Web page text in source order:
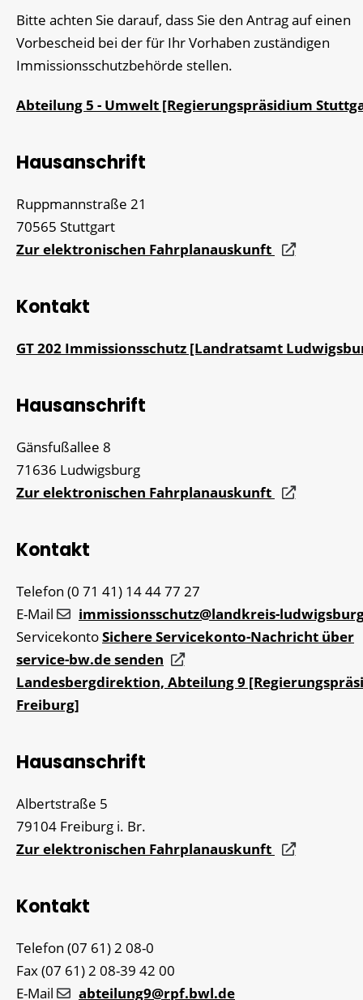
Bitte achten Sie darauf, dass Sie den Antrag auf einen
Vorbescheid bei der für Ihr Vorhaben zuständigen
Immissionsschutzbehörde stellen.
Abteilung 5 - Umwelt [Regierungspräsidium
Hausanschrift
Ruppmannstraße 21
70565 Stuttgart
Zur elektronischen Fahrplanauskunft
Kontakt
GT 202 Immissionsschutz [Landratsamt
Hausanschrift
Gänsfußallee 8
71636 Ludwigsburg
Zur elektronischen Fahrplanauskunft
Kontakt
Telefon (0 71 41) 144477 27
E-Mail
immissionsschutz@landkreis-
ServicekontoSichere Servicekonto-Nachricht über
service-bw.de senden
Landesbergdirektion, Abteilung 9
Freiburg]
Hausanschrift
Albertstraße 5
79104 Freiburg i. Br.
Zur elektronischen Fahrplanauskunft
Kontakt
Telefon (07 61) 2 08-0
Fax(07 61) 2 08-39 42 00
E-Mail
abteilung9@rpf.bwl.de